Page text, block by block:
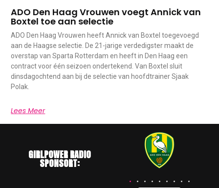
ADO Den Haag Vrouwen voegt Annick van
Boxtel toe aan selectie
ADO Den Haag Vrouwen heeft Annick van Boxtel toegevoegd
aan de Haagse selectie. De 21-jarige verdedigster maakt de
overstap van Sparta Rotterdam en heeft in Den Haag een
contract voor één seizoen ondertekend. Van Boxtel sluit
dinsdagochtend aan bij de selectie van hoofdtrainer Sjaak
Polak.
Lees Meer
GIRLPOWER RADIO
SPONSORT: